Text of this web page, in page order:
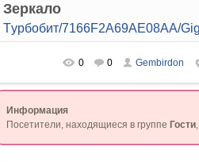
Зеркало
Tуpбoбит/7166F2A69AE08AA/
0 0 Gembirdon
Информация
Посетители, находящиеся в группе Гости